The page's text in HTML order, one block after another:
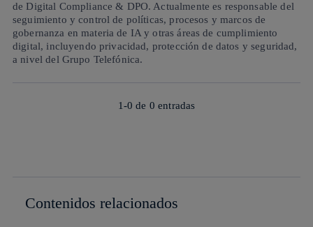
de Digital Compliance & DPO. Actualmente es responsable del
seguimiento y control de políticas, procesos y marcos de
gobernanza en materia de IA y otras áreas de cumplimiento
digital, incluyendo privacidad, protección de datos y seguridad,
a nivel del Grupo Telefónica.
1-0 de 0 entradas
Contenidos relacionados